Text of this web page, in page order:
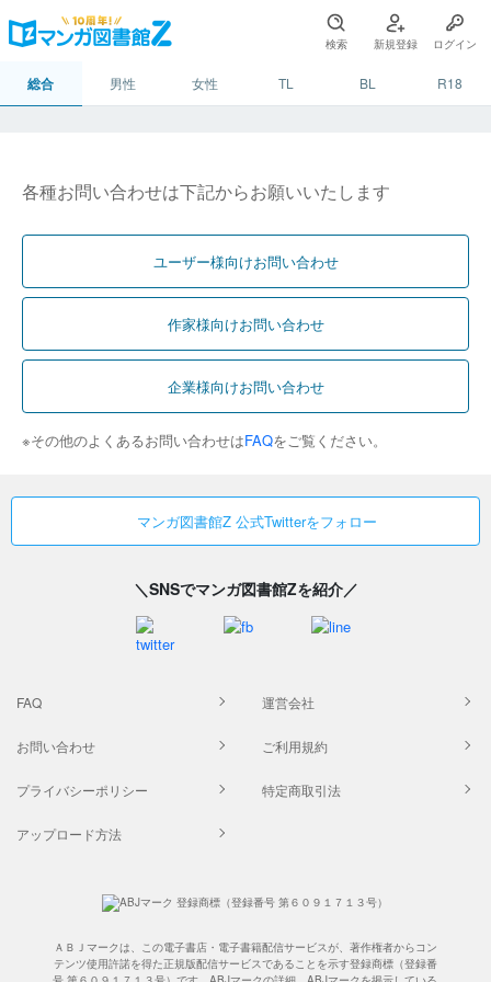
検索 新規登録 ログイン
総合 男性 女性 TL BL R18
各種お問い合わせは下記からお願いいたします
ユーザー様向けお問い合わせ
作家様向けお問い合わせ
企業様向けお問い合わせ
※その他のよくあるお問い合わせはFAQをご覧ください。
マンガ図書館Z 公式Twitterをフォロー
＼SNSでマンガ図書館Zを紹介／
FAQ 運営会社
お問い合わせ ご利用規約
プライバシーポリシー 特定商取引法
アップロード方法
ＡＢＪマークは、この電子書店・電子書籍配信サービスが、著作権者からコン
テンツ使用許諾を得た正規版配信サービスであることを示す登録商標（登録番